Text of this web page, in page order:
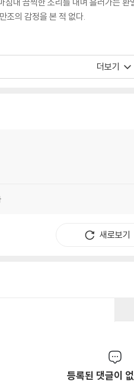
조의 감정을 본 적 없다.
더보기
새로보기
등록된 댓글이